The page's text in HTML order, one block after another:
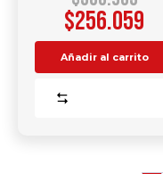
$256.059
Añadir al carrito